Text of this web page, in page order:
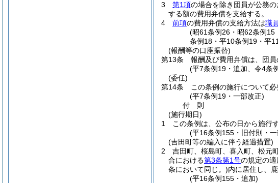
3
第1項の場合を除き団員が公務の
する額の費用弁償を支給する。
4
前項の費用弁償の支給方法は職
(昭61条例26・昭62条例15
条例18・平10条例19・平
(報酬等の口座振替)
第13条
報酬及び費用弁償は、団
(平7条例19・追加、令4条
(委任)
第14条
この条例の施行について
(平7条例19・一部改正)
付 則
(施行期日)
1
この条例は、公布の日から施行す
(平16条例155・旧付則・
(吉田町等の編入に伴う経過措置)
2
吉田町、桜島町、喜入町、松元
合における第3条第1号の規定の適
条において同じ。)内に居住し、
(平16条例155・追加)